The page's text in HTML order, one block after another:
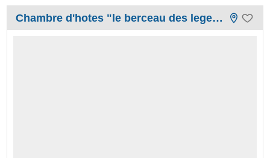
Chambre d'hotes "le berceau des legendes"